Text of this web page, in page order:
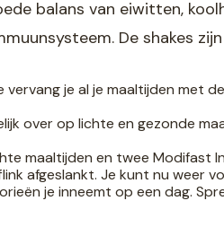
balans van eiwitten,
De shakes
vervang je al je maaltijden met
over op lichte en gezonde
maaltijden en twee Modifast
afgeslankt. Je kunt nu weer
je inneemt op een dag.